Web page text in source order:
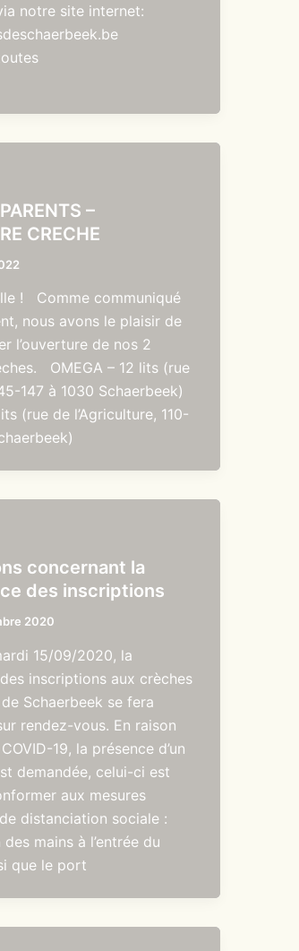
notre site internet:
–
CRECHE
! Comme communiqué
nous avons le plaisir de
l’ouverture de nos 2
OMEGA – 12 lits (rue
147 à 1030 Schaerbeek)
(rue de l’Agriculture, 110-
concernant la
des inscriptions
2020
15/09/2020, la
inscriptions aux crèches
Schaerbeek se fera
rendez-vous. En raison
19, la présence d’un
demandée, celui-ci est
aux mesures
distanciation sociale :
mains à l’entrée du
que le port